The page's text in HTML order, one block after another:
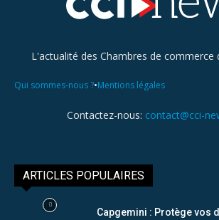
L'actualité des Chambres de commerce
Qui sommes-nous ?•Mentions légales
Contactez-nous: contact@cci-
ARTICLES POPULAIRES
Capgemini : Protège vos